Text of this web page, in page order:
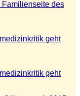
des
geht
geht